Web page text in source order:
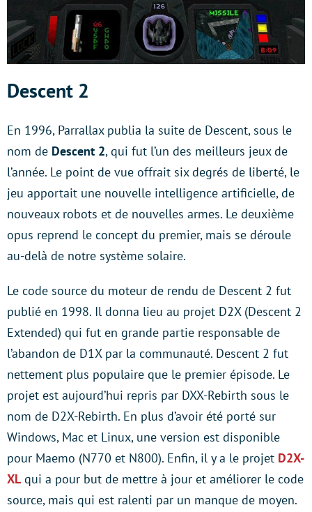
Descent 2
En 1996, Parrallax publia la suite de Descent, sous le
nom de Descent 2, qui fut l’un des meilleurs jeux de
l’année. Le point de vue offrait six degrés de liberté, le
jeu apportait une nouvelle intelligence artificielle, de
nouveaux robots et de nouvelles armes. Le deuxième
opus reprend le concept du premier, mais se déroule
au-delà de notre système solaire.
Le code source du moteur de rendu de Descent 2 fut
publié en 1998. Il donna lieu au projet D2X (Descent 2
Extended) qui fut en grande partie responsable de
l’abandon de D1X par la communauté. Descent 2 fut
nettement plus populaire que le premier épisode. Le
projet est aujourd’hui repris par DXX-Rebirth sous le
nom de D2X-Rebirth. En plus d’avoir été porté sur
Windows, Mac et Linux, une version est disponible
pour Maemo (N770 et N800). Enfin, il y a le projet D2X-
XL qui a pour but de mettre à jour et améliorer le code
source, mais qui est ralenti par un manque de moyen.